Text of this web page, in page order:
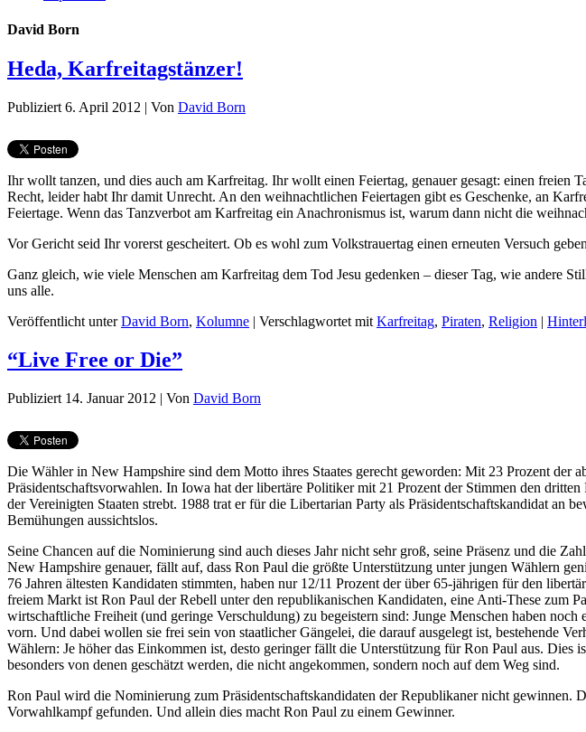
David Born
Heda, Karfreitagstänzer!
Publiziert 6. April 2012 | Von David Born
Ihr wollt tanzen, und dies auch am Karfreitag. Ihr wollt einen Feiertag, genauer gesagt: einen freien
Recht, leider habt Ihr damit Unrecht. An den weihnachtlichen Feiertagen gibt es Geschenke, an
Feiertage. Wenn das Tanzverbot am Karfreitag ein Anachronismus ist, warum dann nicht die
Vor Gericht seid Ihr vorerst gescheitert. Ob es wohl zum Volkstrauertag einen erneuten Versuch
Ganz gleich, wie viele Menschen am Karfreitag dem Tod Jesu gedenken – dieser Tag, wie andere
uns alle.
Veröffentlicht unter David Born, Kolumne | Verschlagwortet mit Karfreitag, Piraten, Religion |
“Live Free or Die”
Publiziert 14. Januar 2012 | Von David Born
Die Wähler in New Hampshire sind dem Motto ihres Staates gerecht geworden: Mit 23 Prozent der
Präsidentschaftsvorwahlen. In Iowa hat der libertäre Politiker mit 21 Prozent der Stimmen den
der Vereinigten Staaten strebt. 1988 trat er für die Libertarian Party als Präsidentschaftskandidat an
Bemühungen aussichtslos.
Seine Chancen auf die Nominierung sind auch dieses Jahr nicht sehr groß, seine Präsenz und die
New Hampshire genauer, fällt auf, dass Ron Paul die größte Unterstützung unter jungen Wählern
76 Jahren ältesten Kandidaten stimmten, haben nur 12/11 Prozent der über 65-jährigen für den
freiem Markt ist Ron Paul der Rebell unter den republikanischen Kandidaten, eine Anti-These zum
wirtschaftliche Freiheit (und geringe Verschuldung) zu begeistern sind: Junge Menschen haben
vorn. Und dabei wollen sie frei sein von staatlicher Gängelei, die darauf ausgelegt ist, bestehende
Wählern: Je höher das Einkommen ist, desto geringer fällt die Unterstützung für Ron Paul aus.
besonders von denen geschätzt werden, die nicht angekommen, sondern noch auf dem Weg sind.
Ron Paul wird die Nominierung zum Präsidentschaftskandidaten der Republikaner nicht gewinnen.
Vorwahlkampf gefunden. Und allein dies macht Ron Paul zu einem Gewinner.